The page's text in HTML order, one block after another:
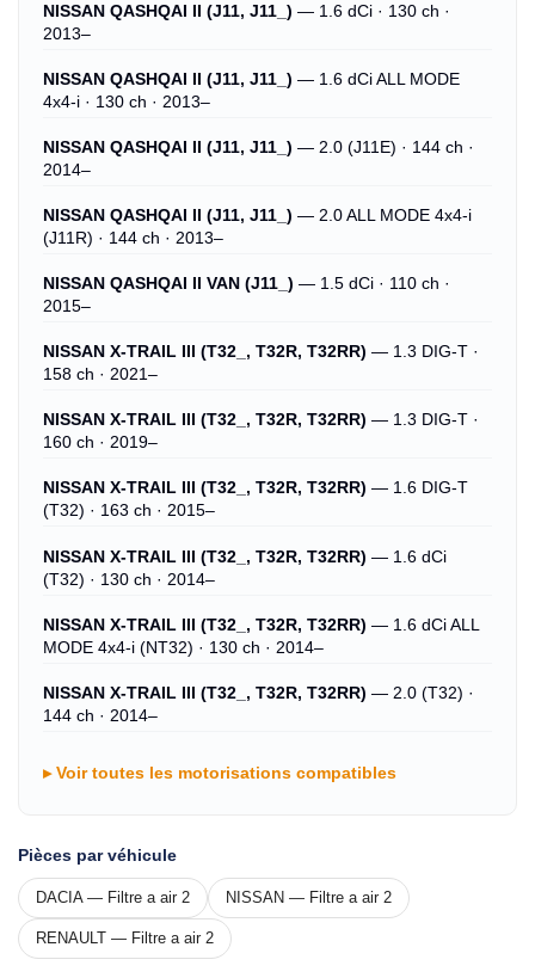
NISSAN QASHQAI II (J11, J11_) — 1.6 dCi · 130 ch ·
2013–
NISSAN QASHQAI II (J11, J11_) — 1.6 dCi ALL MODE
4x4-i · 130 ch · 2013–
NISSAN QASHQAI II (J11, J11_) — 2.0 (J11E) · 144 ch ·
2014–
NISSAN QASHQAI II (J11, J11_) — 2.0 ALL MODE 4x4-i
(J11R) · 144 ch · 2013–
NISSAN QASHQAI II VAN (J11_) — 1.5 dCi · 110 ch ·
2015–
NISSAN X-TRAIL III (T32_, T32R, T32RR) — 1.3 DIG-T ·
158 ch · 2021–
NISSAN X-TRAIL III (T32_, T32R, T32RR) — 1.3 DIG-T ·
160 ch · 2019–
NISSAN X-TRAIL III (T32_, T32R, T32RR) — 1.6 DIG-T
(T32) · 163 ch · 2015–
NISSAN X-TRAIL III (T32_, T32R, T32RR) — 1.6 dCi
(T32) · 130 ch · 2014–
NISSAN X-TRAIL III (T32_, T32R, T32RR) — 1.6 dCi ALL
MODE 4x4-i (NT32) · 130 ch · 2014–
NISSAN X-TRAIL III (T32_, T32R, T32RR) — 2.0 (T32) ·
144 ch · 2014–
Voir toutes les motorisations compatibles
Pièces par véhicule
DACIA — Filtre a air 2 NISSAN — Filtre a air 2
RENAULT — Filtre a air 2